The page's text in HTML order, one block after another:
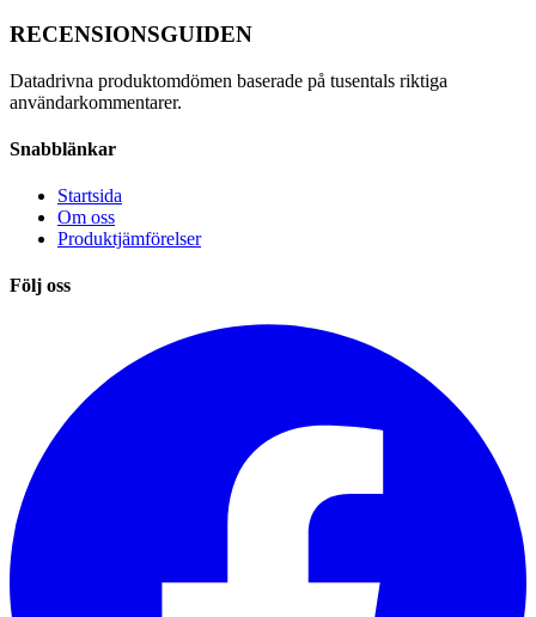
RECENSIONSGUIDEN
Datadrivna produktomdömen baserade på tusentals riktiga
användarkommentarer.
Snabblänkar
Startsida
Om oss
Produktjämförelser
Följ oss